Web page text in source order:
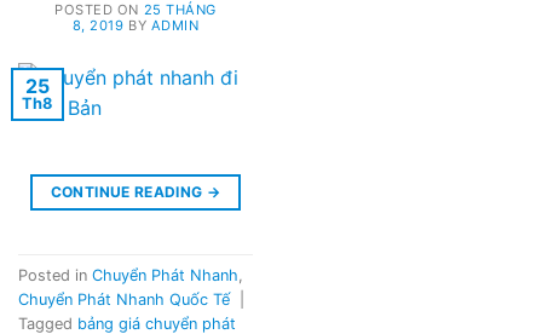
POSTED ON 25 THÁNG
8, 2019 BY ADMIN
25
Th8
CONTINUE READING →
Posted in Chuyển Phát Nhanh
Chuyển Phát Nhanh Quốc Tế
Tagged bảng giá chuyển phát